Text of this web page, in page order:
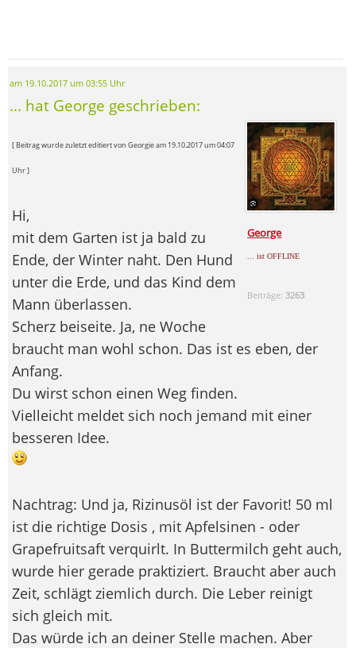
am 19.10.2017 um 03:55 Uhr
... hat George geschrieben:
George
... ist OFFLINE
Beiträge: 3263
[ Beitrag wurde zuletzt editiert von Georgie am 19.10.2017 um 04:07
Uhr ]
Hi,
mit dem Garten ist ja bald zu
Ende, der Winter naht. Den Hund
unter die Erde, und das Kind dem
Mann überlassen.
Scherz beiseite. Ja, ne Woche
braucht man wohl schon. Das ist es eben, der
Anfang.
Du wirst schon einen Weg finden.
Vielleicht meldet sich noch jemand mit einer
besseren Idee.
Nachtrag: Und ja, Rizinusöl ist der Favorit! 50 ml
ist die richtige Dosis , mit Apfelsinen - oder
Grapefruitsaft verquirlt. In Buttermilch geht auch,
wurde hier gerade praktiziert. Braucht aber auch
Zeit, schlägt ziemlich durch. Die Leber reinigt
sich gleich mit.
Das würde ich an deiner Stelle machen. Aber